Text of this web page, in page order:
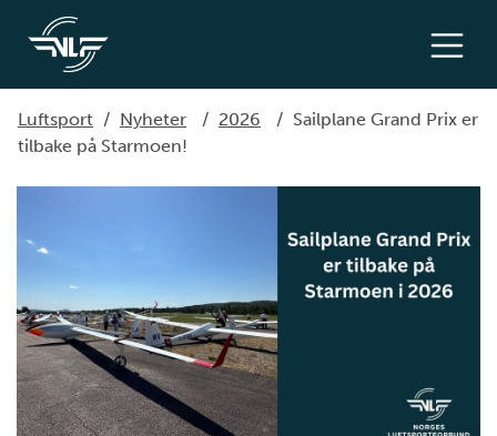
Luftsport / Nyheter / 2026 / Sailplane Grand Prix er
tilbake på Starmoen!